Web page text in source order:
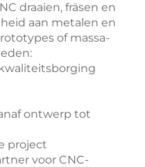
draaien, fräsen en
aan metalen en
of massa-
ontwerp tot
project
voor CNC-